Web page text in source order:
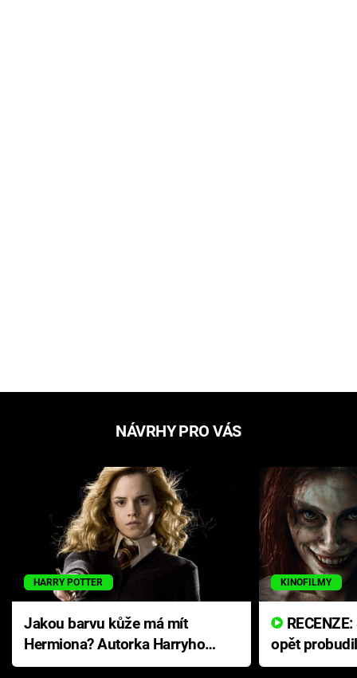
NÁVRHY PRO VÁS
HARRY POTTER
Jakou barvu kůže má mít
Hermiona? Autorka Harryho
Pottera přišla s ráznou
KINOFILMY
opět
přichází s